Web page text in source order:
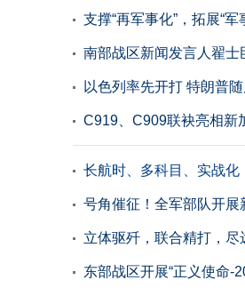
支撑“再军事化”，拓展“
南部战区新闻发言人翟
以色列率先开打 特朗普
C919、C909联袂亮相新
长航时、多科目、实战化
号角催征！全军部队开展
立体驱歼，联合精打，尽
东部战区开展“正义使命-